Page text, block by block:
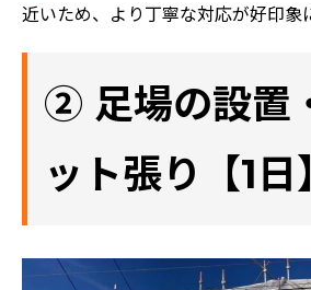
近いため、より丁寧な対応が好印象
② 足場の設置
ット張り【1日】